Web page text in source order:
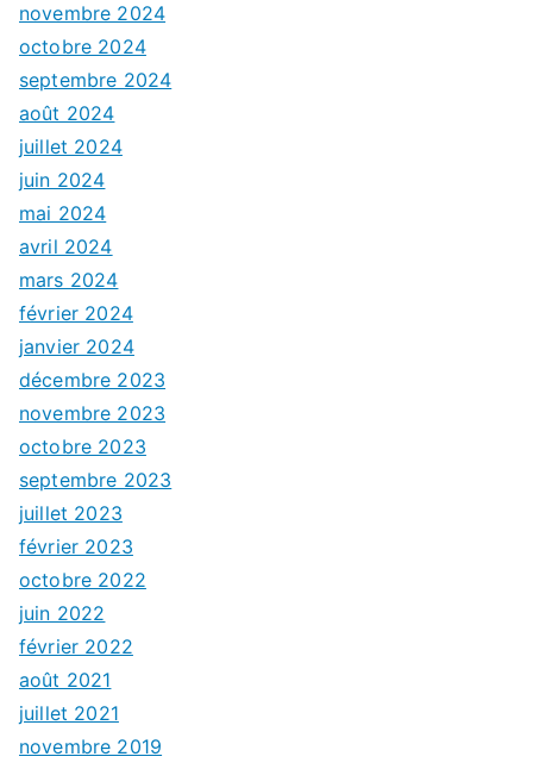
novembre 2024
octobre 2024
septembre 2024
août 2024
juillet 2024
juin 2024
mai 2024
avril 2024
mars 2024
février 2024
janvier 2024
décembre 2023
novembre 2023
octobre 2023
septembre 2023
juillet 2023
février 2023
octobre 2022
juin 2022
février 2022
août 2021
juillet 2021
novembre 2019